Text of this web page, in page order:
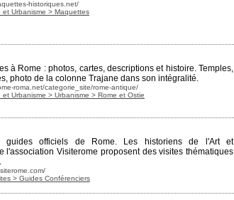
historiques.net/
et Urbanisme > Maquettes
à Rome : photos, cartes, descriptions et histoire. Temples,
photo de la colonne Trajane dans son intégralité.
roma.net/categorie_site/rome-antique/
et Urbanisme > Urbanisme > Rome et Ostie
guides officiels de Rome. Les historiens de l'Art et
l'association Visiterome proposent des visites thématiques
> Guides Conférenciers